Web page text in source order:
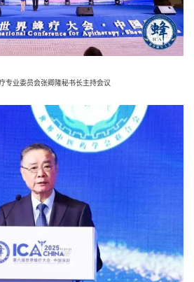
专业委员会张卿隆秘书长主持会议